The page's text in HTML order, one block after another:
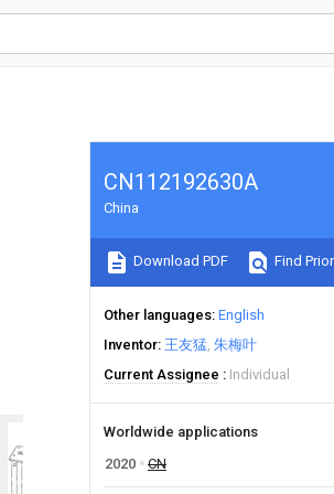
CN112192630A
China
Download PDF Find
Other languages English
Inventor 王友猛 朱梅叶
Current Assignee
Individual
Worldwide applications
2020
CN